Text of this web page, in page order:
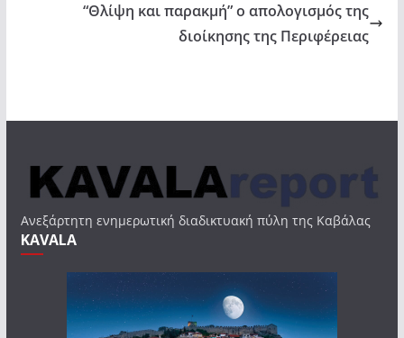
“Θλίψη και παρακμή” ο απολογισμός της
διοίκησης της Περιφέρειας
Ανεξάρτητη ενημερωτική διαδικτυακή πύλη της Καβάλας
KAVALA